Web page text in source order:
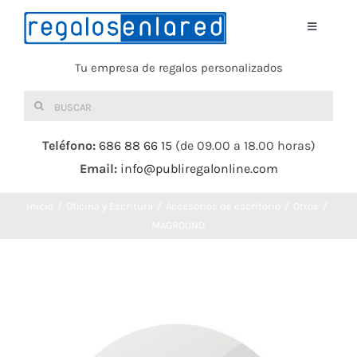
Saltar
Toggle
Tu empresa de regalos personalizados
Buscar:
Teléfono: 686 88 66 15 (de 09.00 a 18.00 horas)
Email: info@publiregalonline.com